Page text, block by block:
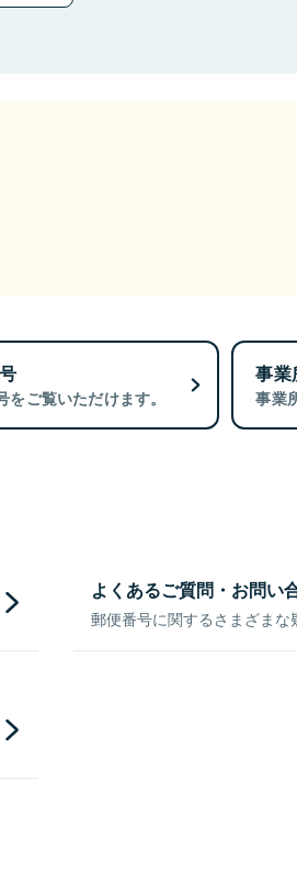
ご覧いただけます。
事業
事業
よくあるご質問・お問い
郵便番号に関するさまざまな